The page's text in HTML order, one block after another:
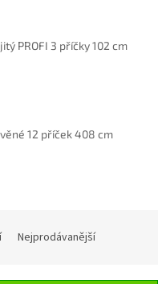
PROFI 3 příčky 102 cm
12 příček 408 cm
Nejprodávanější